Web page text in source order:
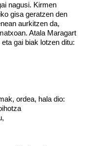
nagusi. Kirmen
gisa geratzen den
aurkitzen da,
Atala Maragart
gai biak lotzen ditu:
ordea, hala dio: